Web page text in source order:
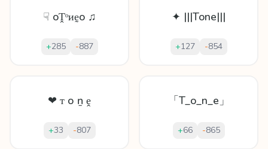
☟ oṰᵒᴎḛo ♫
+285 -887
✦ |||Tone|||
+127 -854
❤ ᴛ о ṉ ḙ
+33 -807
「T_o_n_e」
+66 -865